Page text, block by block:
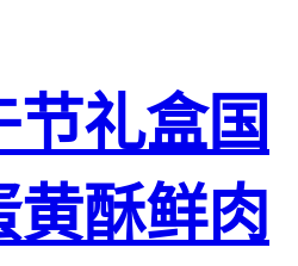
节礼盒国
酥鲜肉